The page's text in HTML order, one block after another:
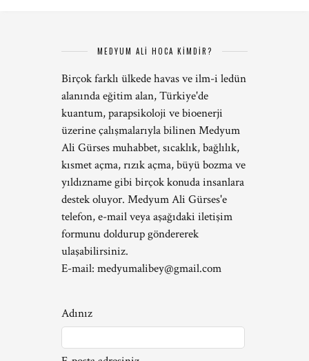
MEDYUM ALİ HOCA KİMDİR?
Birçok farklı ülkede havas ve ilm-i ledün
alanında eğitim alan, Türkiye'de
kuantum, parapsikoloji ve bioenerji
üzerine çalışmalarıyla bilinen Medyum
Ali Gürses muhabbet, sıcaklık, bağlılık,
kısmet açma, rızık açma, büyü bozma ve
yıldızname gibi birçok konuda insanlara
destek oluyor. Medyum Ali Gürses'e
telefon, e-mail veya aşağıdaki iletişim
formunu doldurup göndererek
ulaşabilirsiniz.
E-mail: medyumalibey@gmail.com
Adınız